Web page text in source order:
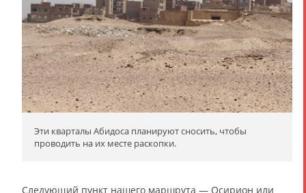
Эти кварталы Абидоса планируют сносить, чтобы
проводить на их месте раскопки.
Следующий пункт нашего маршрута — Осирион или